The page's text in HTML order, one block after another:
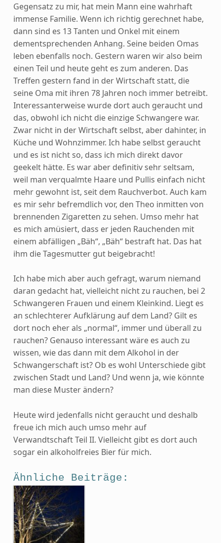
Gegensatz zu mir, hat mein Mann eine wahrhaft
immense Familie. Wenn ich richtig gerechnet habe,
dann sind es 13 Tanten und Onkel mit einem
dementsprechenden Anhang. Seine beiden Omas
leben ebenfalls noch. Gestern waren wir also beim
einen Teil und heute geht es zum anderen. Das
Treffen gestern fand in der Wirtschaft statt, die
seine Oma mit ihren 78 Jahren noch immer betreibt.
Interessanterweise wurde dort auch geraucht und
das, obwohl ich nicht die einzige Schwangere war.
Zwar nicht in der Wirtschaft selbst, aber dahinter, in
Küche und Wohnzimmer. Ich habe selbst geraucht
und es ist nicht so, dass ich mich direkt davor
geekelt hätte. Es war aber definitiv sehr seltsam,
weil man verqualmte Haare und Pullis einfach nicht
mehr gewohnt ist, seit dem Rauchverbot. Auch kam
es mir sehr befremdlich vor, den Theo inmitten von
brennenden Zigaretten zu sehen. Umso mehr hat
es mich amüsiert, dass er jeden Rauchenden mit
einem abfälligen „Bäh“, „Bäh“ bestraft hat. Das hat
ihm die Tagesmutter gut beigebracht!
Ich habe mich aber auch gefragt, warum niemand
daran gedacht hat, vielleicht nicht zu rauchen, bei 2
Schwangeren Frauen und einem Kleinkind. Liegt es
an schlechterer Aufklärung auf dem Land? Gilt es
dort noch eher als „normal“, immer und überall zu
rauchen? Genauso interessant wäre es auch zu
wissen, wie das dann mit dem Alkohol in der
Schwangerschaft ist? Ob es wohl Unterschiede gibt
zwischen Stadt und Land? Und wenn ja, wie könnte
man diese Muster ändern?
Heute wird jedenfalls nicht geraucht und deshalb
freue ich mich auch umso mehr auf
Verwandtschaft Teil II. Vielleicht gibt es dort auch
sogar ein alkoholfreies Bier für mich.
Ähnliche Beiträge: